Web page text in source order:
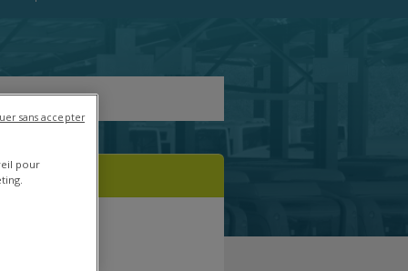
pour
sans accepter